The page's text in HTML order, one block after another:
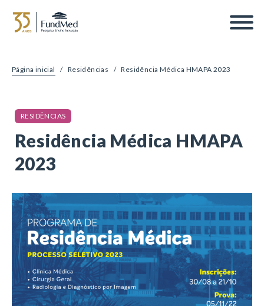
Página inicial / Residências / Residência Médica HMAPA 2023
RESIDÊNCIAS
Residência Médica HMAPA
2023